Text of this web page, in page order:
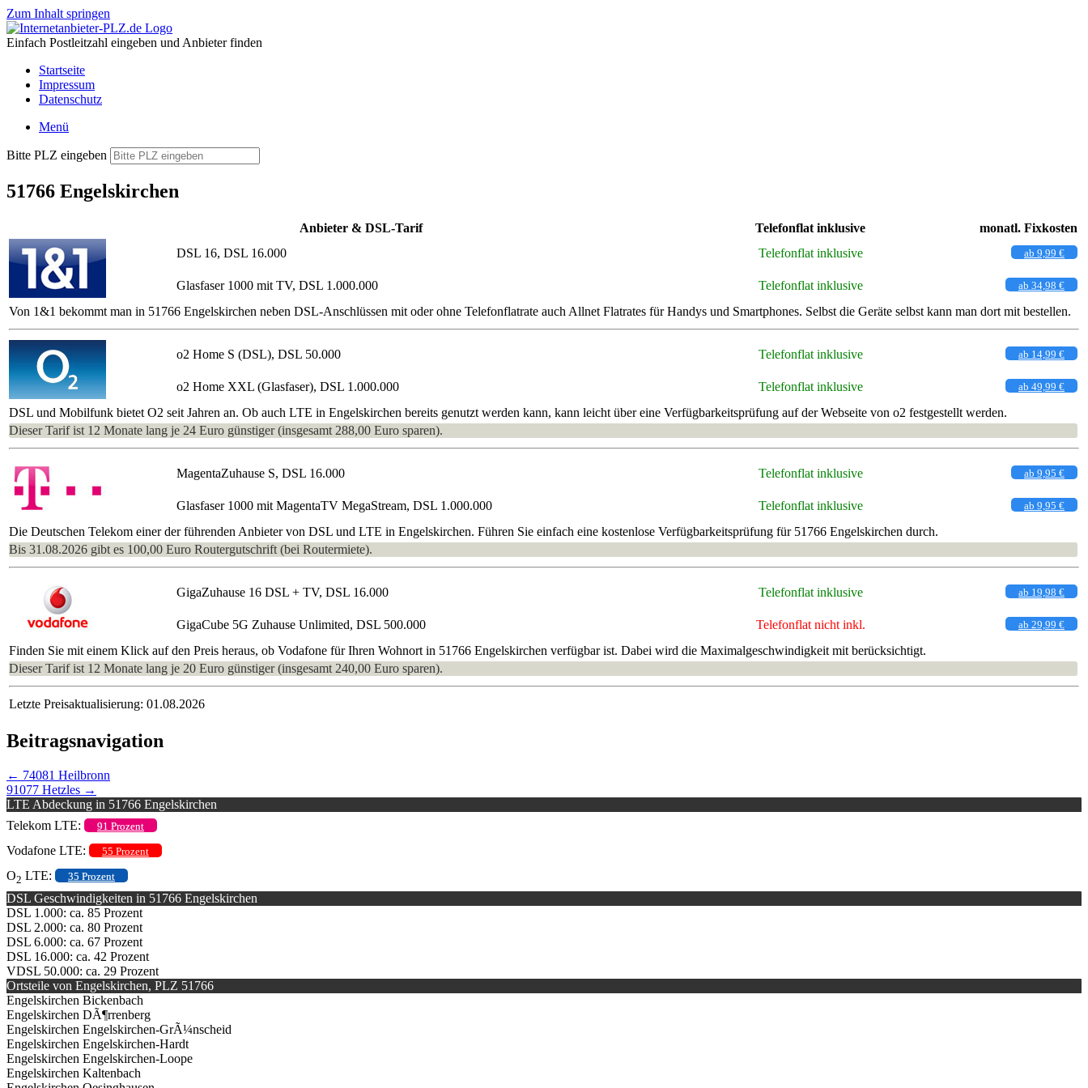
Zum Inhalt springen
Einfach Postleitzahl eingeben und Anbieter finden
Startseite
Impressum
Datenschutz
Menü
Bitte PLZ eingeben
51766 Engelskirchen
Anbieter & DSL-Tarif Telefonflat inklusive
monatl. Fixkosten
DSL 16, DSL 16.000
Telefonflat inklusive ab 9,99 €
Glasfaser 1000 mit TV, DSL 1.000.000 Telefonflat inklusive ab 34,98 €
Von 1&1 bekommt man in 51766 Engelskirchen neben DSL-Anschlüssen mit oder ohne Telefonflatrate auch Allnet Flatrates für Handys und Smartphones. Selbst die Geräte selbst kann man dort mit bestellen.
o2 Home S (DSL), DSL 50.000 Telefonflat inklusive ab 14,99 €
o2 Home XXL (Glasfaser), DSL 1.000.000 Telefonflat inklusive ab 49,99 €
DSL und Mobilfunk bietet O2 seit Jahren an. Ob auch LTE in Engelskirchen bereits genutzt werden kann, kann leicht über eine Verfügbarkeitsprüfung auf der Webseite von o2 festgestellt werden.
Dieser Tarif ist 12 Monate lang je 24 Euro günstiger (insgesamt 288,00 Euro sparen).
MagentaZuhause S, DSL 16.000 Telefonflat inklusive ab 9,95 €
Glasfaser 1000 mit MagentaTV MegaStream, DSL 1.000.000 Telefonflat inklusive ab 9,95 €
Die Deutschen Telekom einer der führenden Anbieter von DSL und LTE in Engelskirchen. Führen Sie einfach eine kostenlose Verfügbarkeitsprüfung für 51766 Engelskirchen durch.
Bis 31.08.2026 gibt es 100,00 Euro Routergutschrift (bei Routermiete).
GigaZuhause 16 DSL + TV, DSL 16.000 Telefonflat inklusive ab 19,98 €
GigaCube 5G Zuhause Unlimited, DSL 500.000 Telefonflat nicht inkl. ab 29,99 €
Finden Sie mit einem Klick auf den Preis heraus, ob Vodafone für Ihren Wohnort in 51766 Engelskirchen verfügbar ist. Dabei wird die Maximalgeschwindigkeit mit berücksichtigt.
Dieser Tarif ist 12 Monate lang je 20 Euro günstiger (insgesamt 240,00 Euro sparen).
Letzte Preisaktualisierung: 01.08.2026
Beitragsnavigation
← 74081 Heilbronn
91077 Hetzles →
LTE Abdeckung in 51766 Engelskirchen
Telekom LTE:
91 Prozent
Vodafone LTE: 55 Prozent
O2 LTE: 35 Prozent
DSL Geschwindigkeiten in 51766 Engelskirchen
DSL 1.000: ca. 85 Prozent
DSL 2.000: ca. 80 Prozent
DSL 6.000: ca. 67 Prozent
DSL 16.000: ca. 42 Prozent
VDSL 50.000: ca. 29 Prozent
Ortsteile von Engelskirchen, PLZ 51766
Engelskirchen Bickenbach
Engelskirchen DÃ¶rrenberg
Engelskirchen Engelskirchen-GrÃ¼nscheid
Engelskirchen Engelskirchen-Hardt
Engelskirchen Engelskirchen-Loope
Engelskirchen Kaltenbach